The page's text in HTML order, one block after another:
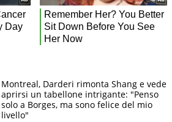
Montreal, Darderi rimonta Shang e vede
aprirsi un tabellone intrigante: "Penso
solo a Borges, ma sono felice del mio
livello"